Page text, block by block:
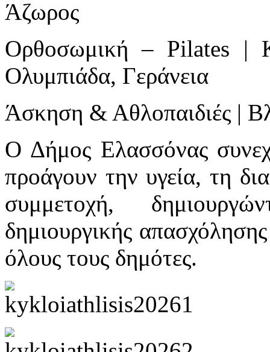
Άζωρος
Ορθοσωμική – Pilates |
Ολυμπιάδα, Γεράνεια
Άσκηση & Αθλοπαιδιές |
Ο Δήμος Ελασσόνας
προάγουν την υγεία, τη
συμμετοχή,
δημιουργικής
όλους τους δημότες.